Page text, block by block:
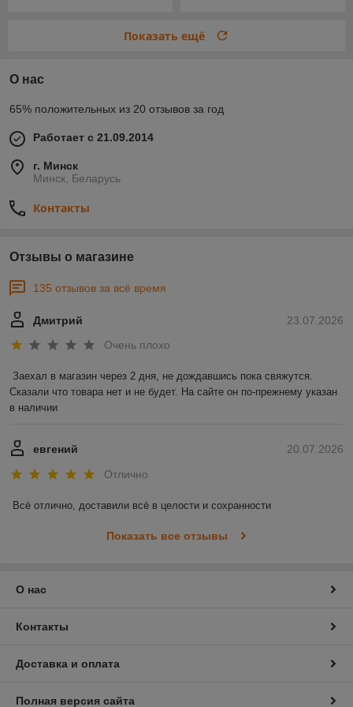
Показать ещё
О нас
65% положительных из 20 отзывов за год
Работает с 21.09.2014
г. Минск
Минск, Беларусь
Контакты
Отзывы о магазине
135 отзывов за всё время
23.07.2026
Дмитрий
Очень плохо
Заехал в магазин через 2 дня, не дождавшись пока свяжутся.
Сказали что товара нет и не будет. На сайте он по-прежнему указан
в наличии
20.07.2026
евгений
Отлично
Всё отлично, доставили всё в целости и сохранности
Показать все отзывы
О нас
Контакты
Доставка и оплата
Полная версия сайта